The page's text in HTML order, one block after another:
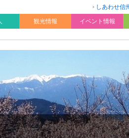
しあわせ信
観光情報 イベント情報